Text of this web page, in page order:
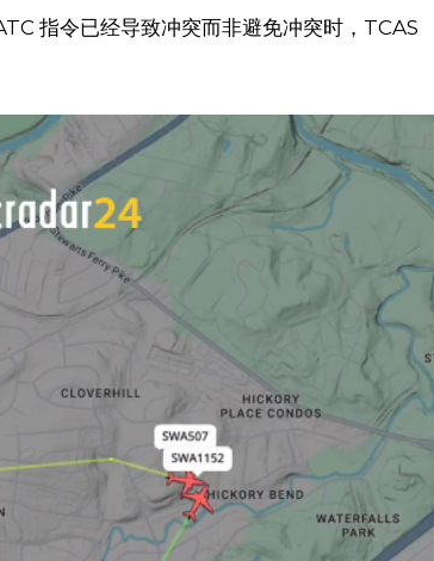
指令已经导致冲突而非避免冲突时，TCAS